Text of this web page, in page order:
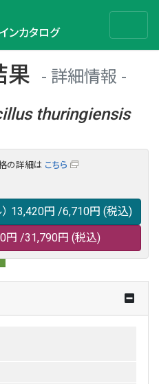
ンカタログ
果
詳細情報
thuringiensis
タは以下のバナー(DBRP)か
の詳細は こちら
13,420円 /6,710円 (税込)
円 /31,790円 (税込)